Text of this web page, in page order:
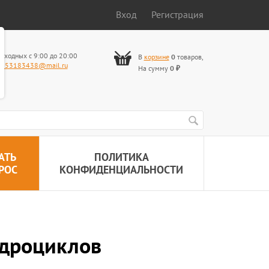
Вход Регистрация
с 9:00 до 20:00
В корзине 0товаров,
На сумму 0 ₽
ПОЛИТИКА
КОНФИДЕНЦИАЛЬНОСТИ